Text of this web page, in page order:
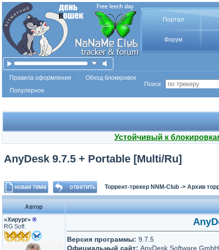
Портал
Форум
Правила оформления
Обход блокировок
Популярное
Поиск :
Устойчивый к
AnyDesk 9.7.5 + Portable [Multi/Ru]
Торрент-трекер NNM-Club -> Архив
Автор
«Хирург» ®
RG Soft
Версия программы: 9.7.5
Официальный сайт: AnyDesk Software GmbH